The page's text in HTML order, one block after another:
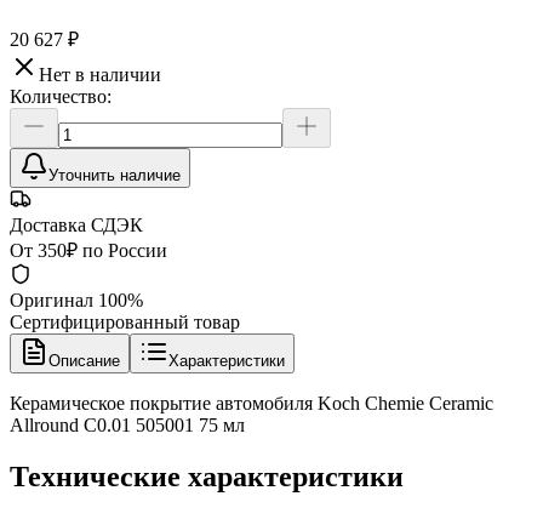
20 627 ₽
Нет в наличии
Количество:
Уточнить наличие
Доставка СДЭК
От 350₽ по России
Оригинал 100%
Сертифицированный товар
Описание Характеристики
Керамическое покрытие автомобиля Koch Chemie Ceramic
Allround C0.01 505001 75 мл
Технические характеристики